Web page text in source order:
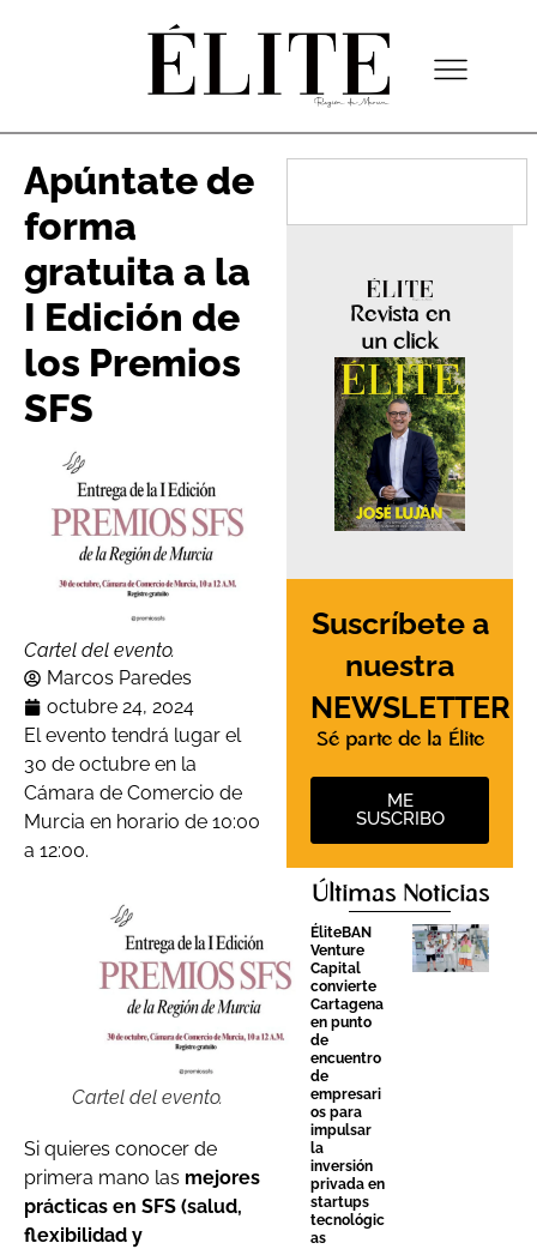
Apúntate de
forma
gratuita a la
I Edición de
los Premios
SFS
Cartel del evento.
Marcos Paredes
octubre 24, 2024
El evento tendrá lugar el
30 de octubre en la
Cámara de Comercio de
Murcia en horario de 10:00
a 12:00.
Cartel del evento.
Si quieres conocer de
primera mano las mejores
prácticas en SFS (salud,
flexibilidad y
Revista en
un click
Suscríbete a
nuestra
NEWSLETTER
Sé parte de la Élite
ME
SUSCRIBO
Últimas Noticias
ÉliteBAN
Venture
Capital
convierte
Cartagena
en punto
de
encuentro
de
empresari
os para
impulsar
la
inversión
privada en
startups
tecnológic
as